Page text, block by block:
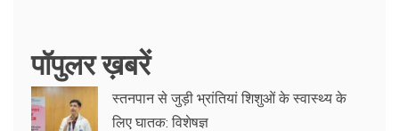
पॉपुलर ख़बरें
स्तनपान से जुड़ी भ्रांतियां शिशुओं के स्वास्थ्य के
लिए घातक: विशेषज्ञ